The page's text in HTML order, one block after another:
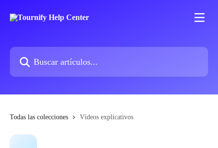
Buscar artículos...
Todas las colecciones Vídeos explicativos